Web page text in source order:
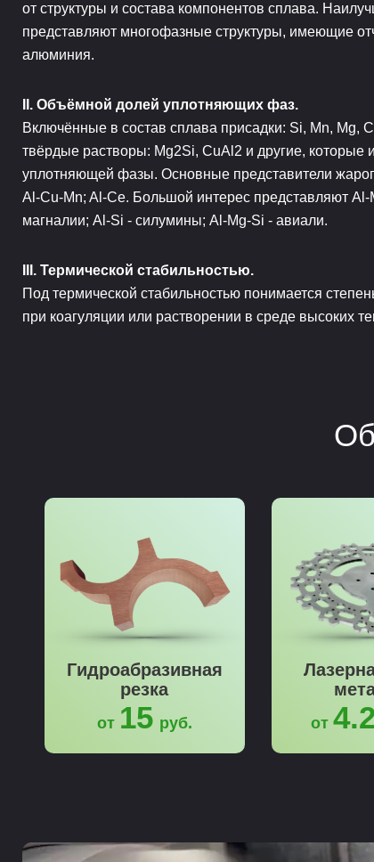
от структуры и состава компонентов сплава.
представляют многофазные структуры, имеющие
алюминия.
II. Объёмной долей уплотняющих фаз.
Включённые в состав сплава присадки: Si, Mn, Mg,
твёрдые растворы: Mg2Si, CuAl2 и другие, которые
уплотняющей фазы. Основные представители
Al-Cu-Mn; Al-Се. Большой интерес представляют
магналии; Al-Si - силумины; Al-Mg-Si - авиали.
III. Термической стабильностью.
Под термической стабильностью понимается
при коагуляции или растворении в среде высоких
Гидроабразивная
резка
от 15 руб. от